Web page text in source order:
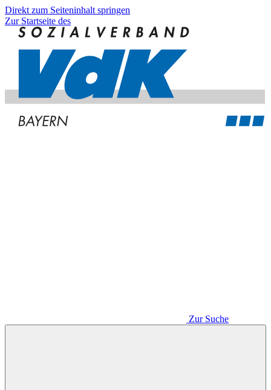
Direkt zum Seiteninhalt springen
Zur Startseite des
Zur Suche